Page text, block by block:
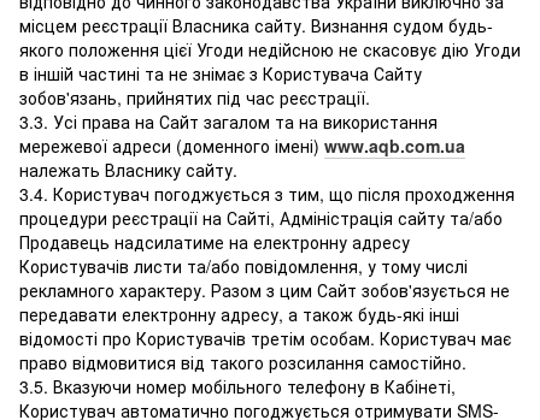
місцем реєстрації Власника сайту. Визнання судом будь-
якого положення цієї Угоди недійсною не скасовує дію Угоди
в іншій частині та не знімає з Користувача Сайту
зобов'язань, прийнятих під час реєстрації.
3.3. Усі права на Сайт загалом та на використання
мережевої адреси (доменного імені) www.aqb.com.ua
належать Власнику сайту.
3.4. Користувач погоджується з тим, що після проходження
процедури реєстрації на Сайті, Адміністрація сайту та/або
Продавець надсилатиме на електронну адресу
Користувачів листи та/або повідомлення, у тому числі
рекламного характеру. Разом з цим Сайт зобов'язується не
передавати електронну адресу, а також будь-які інші
відомості про Користувачів третім особам. Користувач має
право відмовитися від такого розсилання самостійно.
3.5. Вказуючи номер мобільного телефону в Кабінеті,
Користувач автоматично погоджується отримувати SMS-